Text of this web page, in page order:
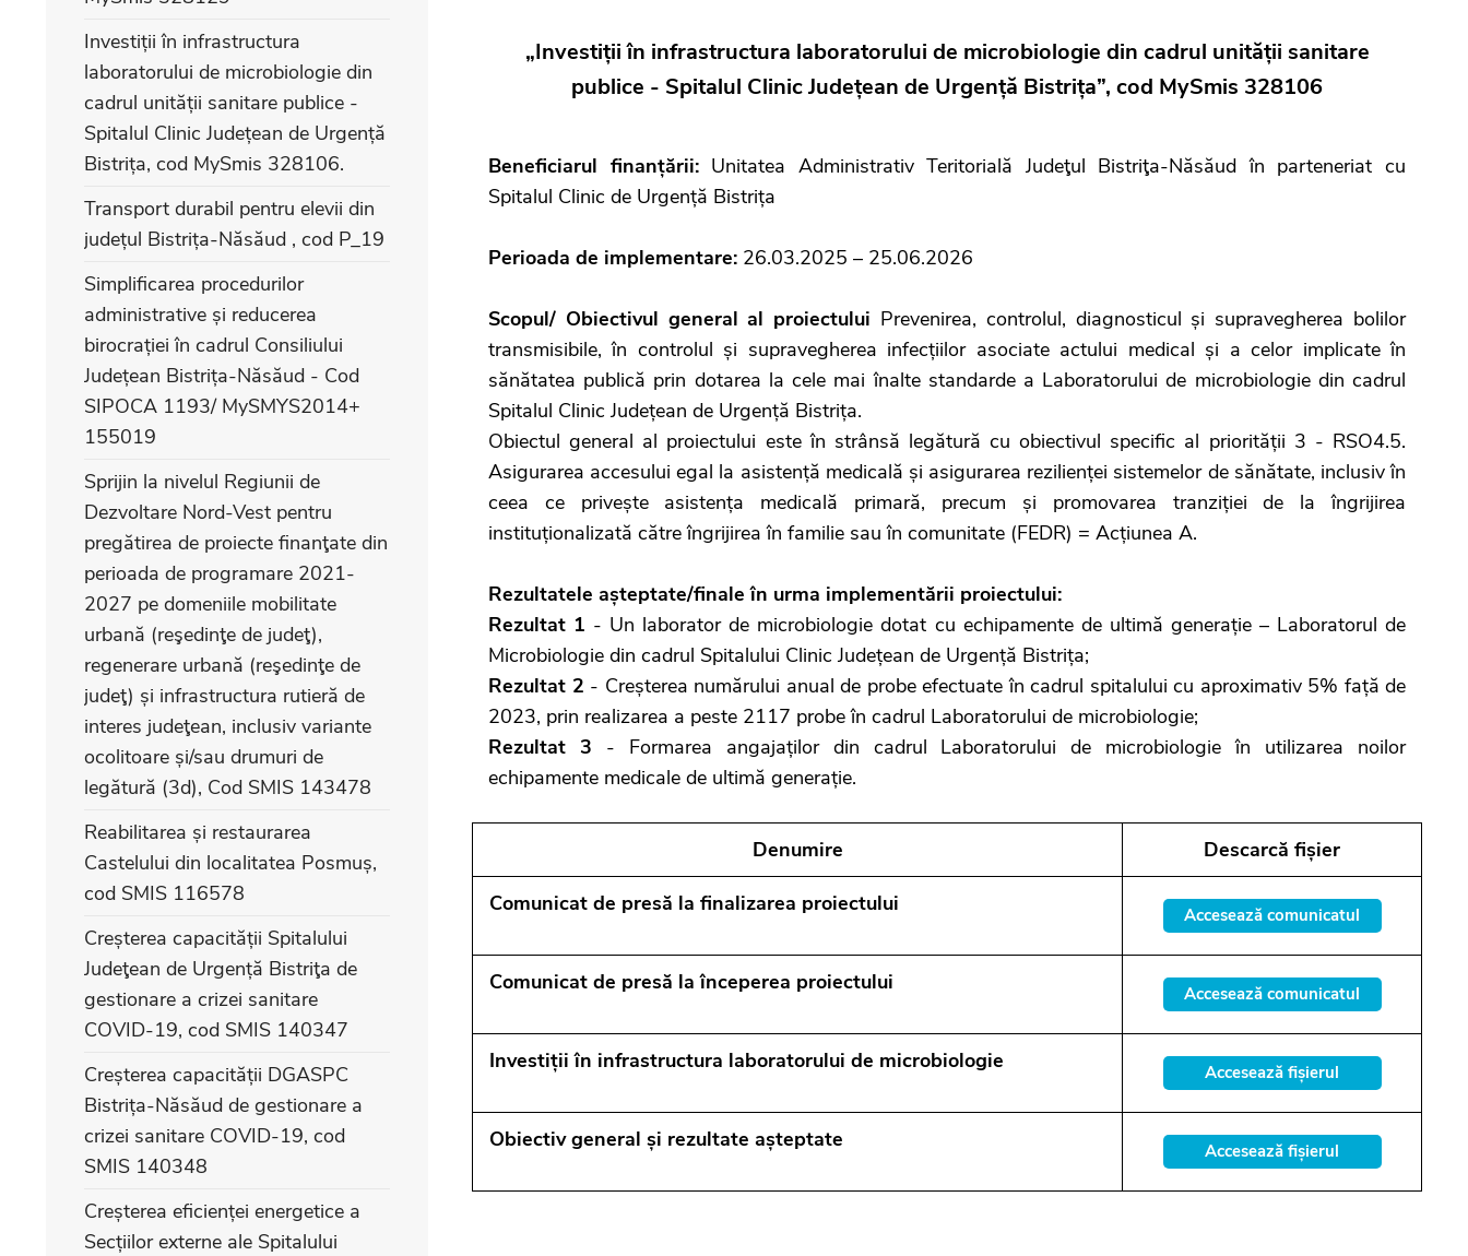
„Investiții în infrastructura laboratorului de microbiologie din cadrul unității sanitare
publice - Spitalul Clinic Județean de Urgență Bistrița”, cod MySmis 328106
Beneficiarul finanțării:Unitatea Administrativ Teritorială Judeţul Bistriţa-Năsăud în parteneriat cu
Spitalul Clinic de Urgență Bistrița
Perioada de implementare: 26.03.2025 – 25.06.2026
Scopul/ Obiectivul general al proiectului Prevenirea, controlul, diagnosticul și supravegherea bolilor
transmisibile, în controlul și supravegherea infecțiilor asociate actului medical și a celor implicate în
sănătatea publică prin dotarea la cele mai înalte standarde a Laboratorului de microbiologie din cadrul
Spitalul Clinic Județean de Urgență Bistrița.
Obiectul general al proiectului este în strânsă legătură cu obiectivul specific al priorității 3 - RSO4.5.
Asigurarea accesului egal la asistență medicală și asigurarea rezilienței sistemelor de sănătate, inclusiv în
ceea ce privește asistența medicală primară, precum și promovarea tranziției de la îngrijirea
instituționalizată către îngrijirea în familie sau în comunitate (FEDR) = Acțiunea A.
Rezultatele așteptate/finale în urma implementării proiectului:
Rezultat 1 - Un laborator de microbiologie dotat cu echipamente de ultimă generație – Laboratorul de
Microbiologie din cadrul Spitalului Clinic Județean de Urgență Bistrița;
Rezultat 2 - Creșterea numărului anual de probe efectuate în cadrul spitalului cu aproximativ 5% față de
2023, prin realizarea a peste 2117 probe în cadrul Laboratorului de microbiologie;
Rezultat 3 - Formarea angajaților din cadrul Laboratorului de microbiologie în utilizarea noilor
echipamente medicale de ultimă generație.
Denumire Descarcă fișier
Comunicat de presă la finalizarea proiectului Accesează comunicatul
Comunicat de presă la începerea proiectului Accesează comunicatul
Investiții în infrastructura laboratorului de microbiologie Accesează fișierul
Obiectiv general și rezultate așteptate Accesează fișierul
Investiții în infrastructura
laboratorului de microbiologie din
cadrul unității sanitare publice -
Spitalul Clinic Județean de Urgență
Bistrița, cod MySmis 328106.
Transport durabil pentru elevii din
județul Bistrița-Năsăud , cod P_19
Simplificarea procedurilor
administrative și reducerea
birocrației în cadrul Consiliului
Județean Bistrița-Năsăud - Cod
SIPOCA 1193/ MySMYS2014+
155019
Sprijin la nivelul Regiunii de
Dezvoltare Nord-Vest pentru
pregătirea de proiecte finanţate din
perioada de programare 2021-
2027 pe domeniile mobilitate
urbană (reşedinţe de judeţ),
regenerare urbană (reşedinţe de
judeţ) și infrastructura rutieră de
interes judeţean, inclusiv variante
ocolitoare și/sau drumuri de
legătură (3d), Cod SMIS 143478
Reabilitarea și restaurarea
Castelului din localitatea Posmuș,
cod SMIS 116578
Creșterea capacității Spitalului
Judeţean de Urgență Bistriţa de
gestionare a crizei sanitare
COVID-19, cod SMIS 140347
Creșterea capacității DGASPC
Bistrița-Năsăud de gestionare a
crizei sanitare COVID-19, cod
SMIS 140348
Creșterea eficienței energetice a
Secțiilor externe ale Spitalului